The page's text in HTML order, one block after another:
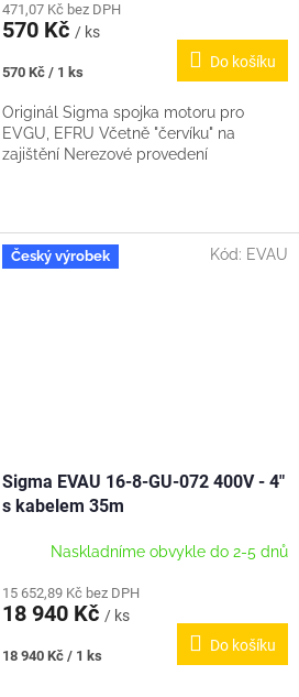
471,07 Kč bez DPH
570 Kč / ks
Měrná
570 Kč / 1 ks
Do košíku
Originál Sigma spojka motoru pro
EVGU, EFRU Včetně "červíku" na
zajištění Nerezové provedení
Český výrobek
Sigma EVAU 16-8-GU-072 400V - 4"
s kabelem 35m
Naskladníme obvykle do 2-5 dnů
15 652,89 Kč bez DPH
18 940 Kč / ks
Měrná
18 940 Kč / 1 ks
Do košíku
Kód: EVAU